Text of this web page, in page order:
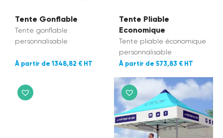
Tente Gonflable
Tente gonflable
personnalisable
1348,82 €
Tente Pliable
Economique
Tente pliable économique
personnalisable
573,83 €